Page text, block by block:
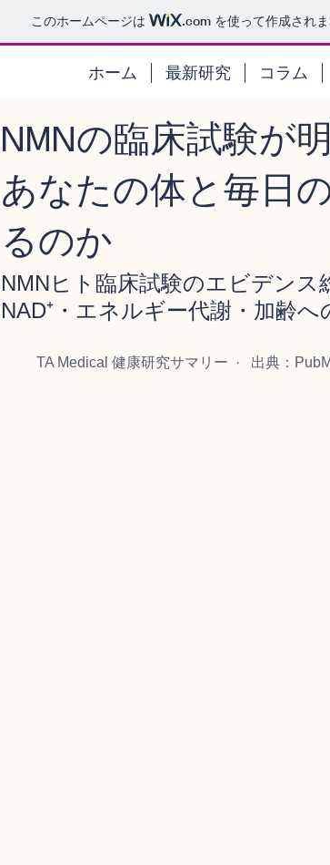
このホームページは .com を使って作成され
ホーム 最新研究 コラム
NMNの臨床試験が
あなたの体と毎日
るのか
NMNヒト臨床試験のエビデンス
NAD⁺・エネルギー代謝・加齢へ
TA Medical 健康研究サマリー  ·   出典：